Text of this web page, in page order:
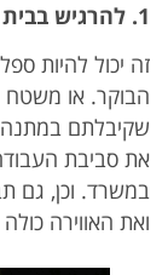
1. להרגיש בבית – לקחת משהו מהבית לעבודה
זה יכול להיות
הבוקר. או
שקיבלתם במתנה.
את סביבת
במשרד. וכן, גם
ואת האווירה